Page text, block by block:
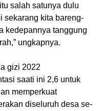
salah satunya dulu
sekarang kita bareng-
kedepannya tanggung
ungkapnya.
gizi 2022
saati ini 2,6 untuk
memperkuat
diseluruh desa se-